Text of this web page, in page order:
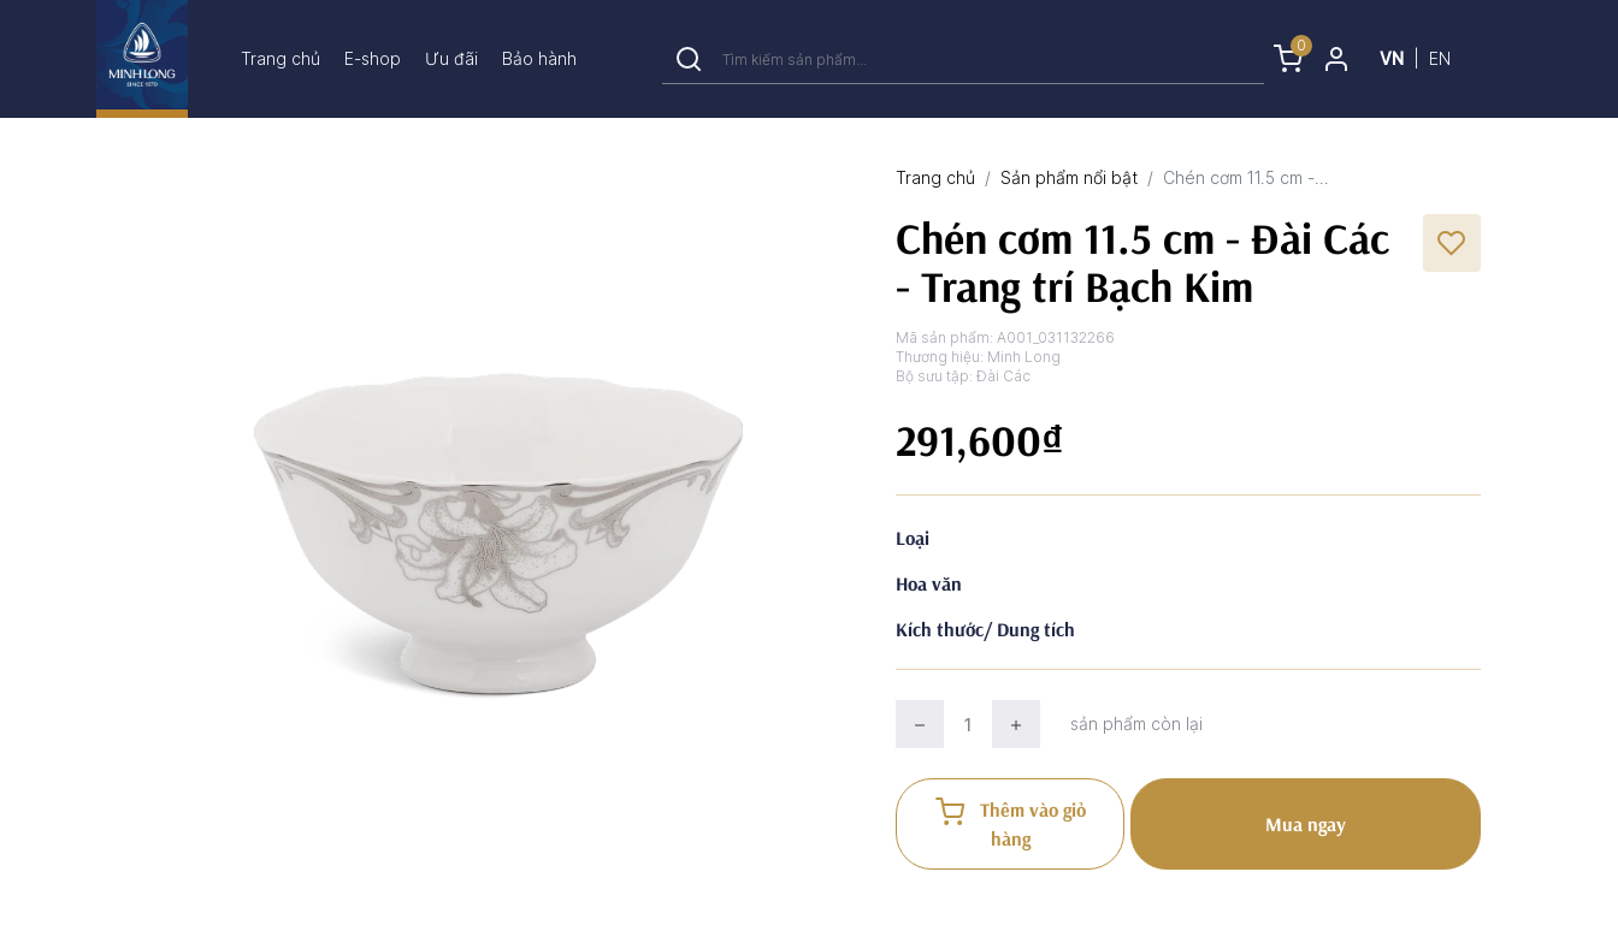
Trang chủ E-shop Ưu đãi Bảo hành
0
VN EN
Trang chủ Sản phẩm nổi bật Chén cơm 11.5 cm -...
Chén cơm 11.5 cm - Đài Các
- Trang trí Bạch Kim
Mã sản phẩm:A001_031132266
Thương hiệu: Minh Long
Bộ sưu tập:Đài Các
291,600₫
Loại
Hoa văn
Kích thước/ Dung tích
sản phẩm còn lại
Thêm vào giỏ
hàng
Mua ngay